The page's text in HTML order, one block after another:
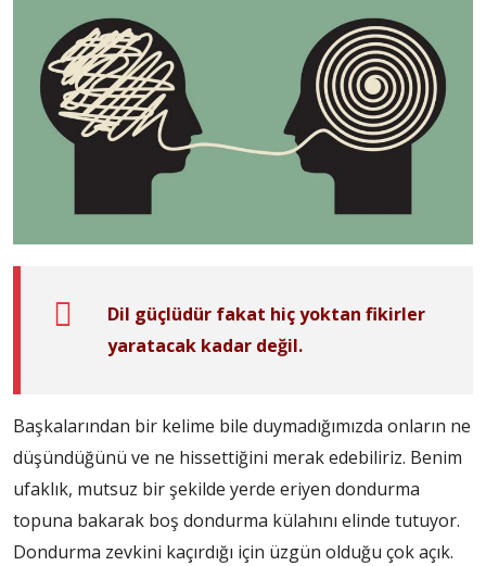
Dil güçlüdür fakat hiç yoktan fikirler
yaratacak kadar değil.
Başkalarından bir kelime bile duymadığımızda onların ne
düşündüğünü ve ne hissettiğini merak edebiliriz. Benim
ufaklık, mutsuz bir şekilde yerde eriyen dondurma
topuna bakarak boş dondurma külahını elinde tutuyor.
Dondurma zevkini kaçırdığı için üzgün olduğu çok açık.